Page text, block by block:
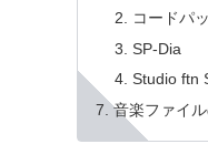
コードパ
SP-Dia
Studio ftn
音楽ファイ